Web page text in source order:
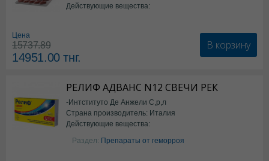
Действующие вещества:
Цена
15737.89
14951.00тнг.
В корзину
РЕЛИФ АДВАНС N12 СВЕЧИ РЕК
-Интституто Де Анжели С,р,л
Страна производитель: Италия
Действующие вещества:
Бензокаин
Раздел: Препараты от геморроя